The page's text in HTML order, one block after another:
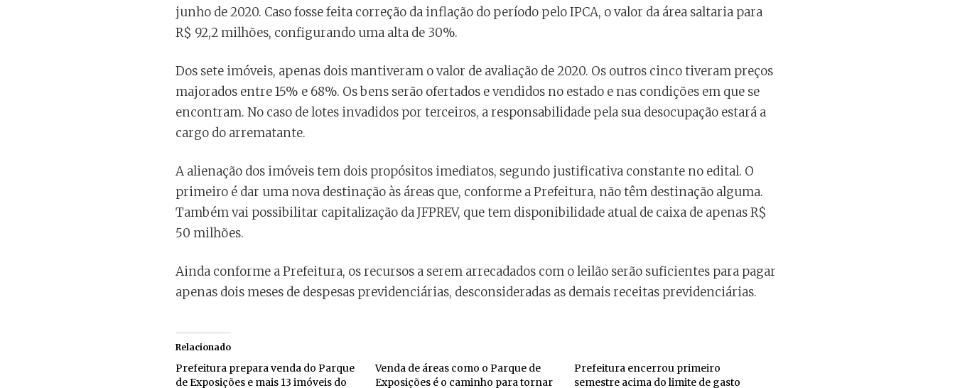
junho de 2020. Caso fosse feita correção da inflação do período pelo IPCA, o valor da área saltaria para
R$ 92,2 milhões, configurando uma alta de 30%.
Dos sete imóveis, apenas dois mantiveram o valor de avaliação de 2020. Os outros cinco tiveram preços
majorados entre 15% e 68%. Os bens serão ofertados e vendidos no estado e nas condições em que se
encontram. No caso de lotes invadidos por terceiros, a responsabilidade pela sua desocupação estará a
cargo do arrematante.
A alienação dos imóveis tem dois propósitos imediatos, segundo justificativa constante no edital. O
primeiro é dar uma nova destinação às áreas que, conforme a Prefeitura, não têm destinação alguma.
Também vai possibilitar capitalização da JFPREV, que tem disponibilidade atual de caixa de apenas R$
50 milhões.
Ainda conforme a Prefeitura, os recursos a serem arrecadados com o leilão serão suficientes para pagar
apenas dois meses de despesas previdenciárias, desconsideradas as demais receitas previdenciárias.
Relacionado
Prefeitura prepara venda do Parque
de Exposições e mais 13 imóveis do
Venda de áreas como o Parque de
Exposições é o caminho para tornar
Prefeitura encerrou primeiro
semestre acima do limite de gasto